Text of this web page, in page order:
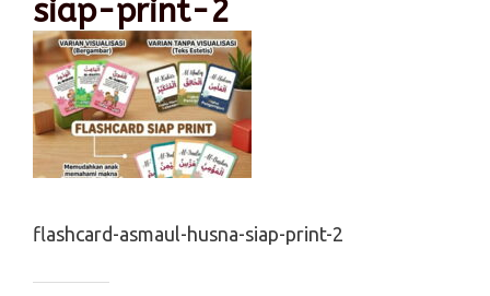
siap-print-2
flashcard-asmaul-husna-siap-print-2